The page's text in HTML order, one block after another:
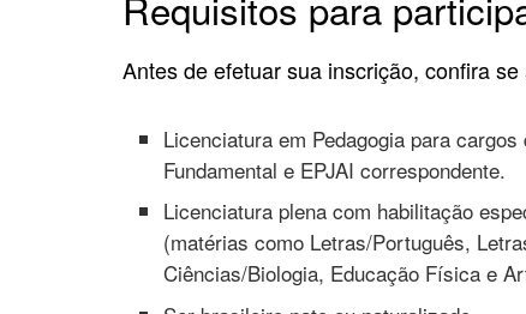
Antes de efetuar sua inscrição, confira
Licenciatura em Pedagogia para
Fundamental e EPJAI correspondente.
Licenciatura plena com habilitação
(matérias como Letras/Português,
Ciências/Biologia, Educação Física e